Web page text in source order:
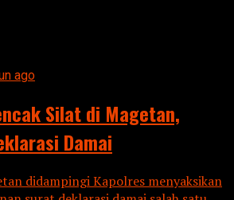
ago
Silat di Magetan,
Damai
didampingi Kapolres menyaksikan